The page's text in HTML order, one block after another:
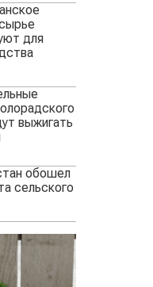
для
выжигать
обошел
сельского